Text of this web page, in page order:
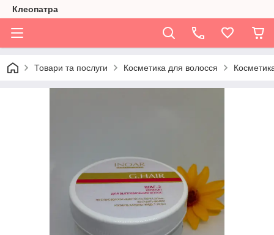
Клеопатра
Товари та послуги Косметика для волосся